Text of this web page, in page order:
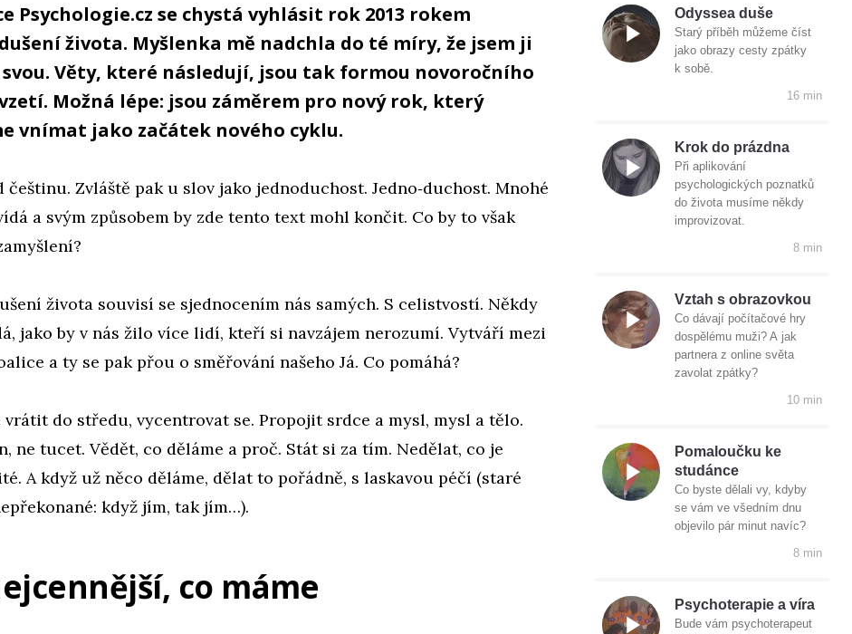
Psychologie.cz se chystá vyhlásit rok 2013 rokem
života. Myšlenka mě nadchla do té míry, že jsem ji
svou. Věty, které následují, jsou tak formou novoročního
Možná lépe: jsou záměrem pro nový rok, který
vnímat jako začátek nového cyklu.
češtinu. Zvláště pak u slov jako jednoduchost. Jedno‑duchost. Mnohé
a svým způsobem by zde tento text mohl končit. Co by to však
života souvisí se sjednocením nás samých. S celistvostí. Někdy
jako by v nás žilo více lidí, kteří si navzájem nerozumí. Vytváří mezi
a ty se pak přou o směřování našeho Já. Co pomáhá?
vrátit do středu, vycentrovat se. Propojit srdce a mysl, mysl a tělo.
ne tucet. Vědět, co děláme a proč. Stát si za tím. Nedělat, co je
A když už něco děláme, dělat to pořádně, s laskavou péčí (staré
když jím, tak jím…).
co máme
Odyssea duše
Starý příběh můžeme číst
jako obrazy cesty zpátky
k sobě.
16 min
Krok do prázdna
Při aplikování
psychologických poznatků
do života musíme někdy
improvizovat.
8 min
Vztah s obrazovkou
Co dávají počítačové hry
dospělému muži? A jak
partnera z online světa
zavolat zpátky?
10 min
Pomaloučku ke
studánce
Co byste dělali vy, kdyby
se vám ve všedním dnu
objevilo pár minut navíc?
8 min
Psychoterapie a víra
Bude vám psychoterapeut